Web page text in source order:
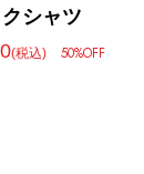
シャツ
(税込) 50%OFF